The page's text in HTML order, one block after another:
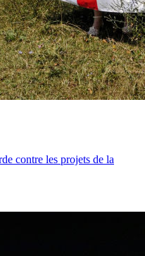
contre les projets de la